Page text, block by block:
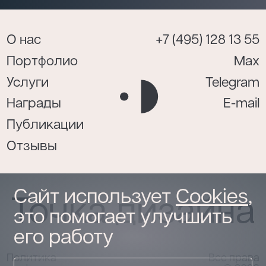
О нас
Портфолио
Услуги
Награды
Публикации
Отзывы
+7 (495) 128 13 55
Max
Telegram
E-mail
Политика
Все права
Сайт использует Cookies,
это помогает улучшить
его работу